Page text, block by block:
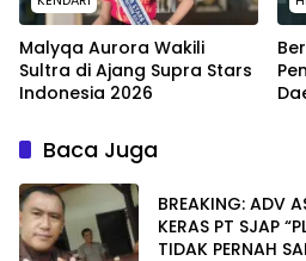
Malyqa Aurora Wakili
Sultra di Ajang Supra Stars
Indonesia 2026
Baca Juga
BREAKING: ADV
KERAS PT SJAP
TIDAK PERNAH